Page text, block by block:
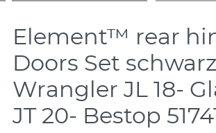
Element™ rear
Doors Set
Wrangler JL 18-
JT 20- Bestop